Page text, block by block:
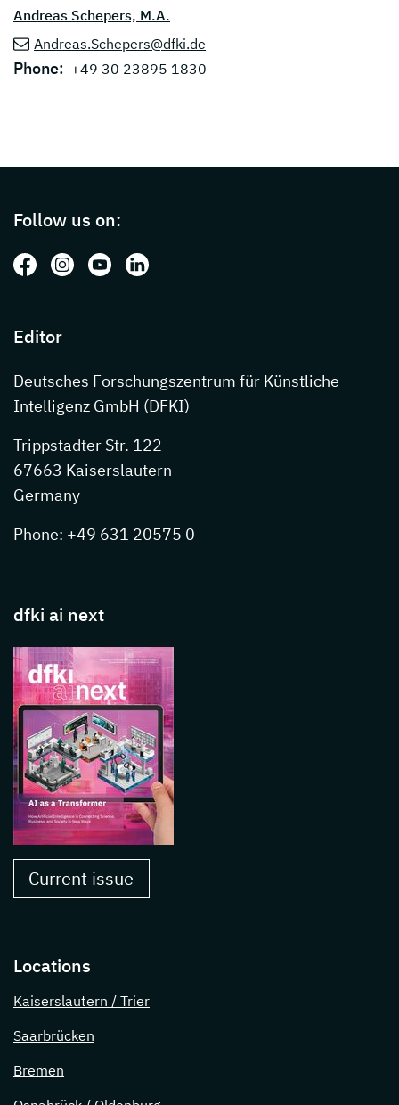
Andreas Schepers, M.A.
Andreas.Schepers@dfki.de
Phone: +49 30 23895 1830
Follow us on:
Follow us on: Facebook
Follow us on: Instagram
Follow us on: Youtube
Follow us on: LinkedIn
Editor
Deutsches Forschungszentrum für Künstliche
Intelligenz GmbH (DFKI)
Trippstadter Str. 122
67663 Kaiserslautern
Germany
Phone: +49 631 20575 0
dfki ai next
Current issue
Locations
Kaiserslautern / Trier
Saarbrücken
Bremen